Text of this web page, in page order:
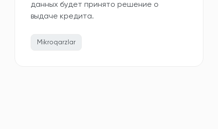
данных будет принято решение о
выдаче кредита.
Mikroqarzlar